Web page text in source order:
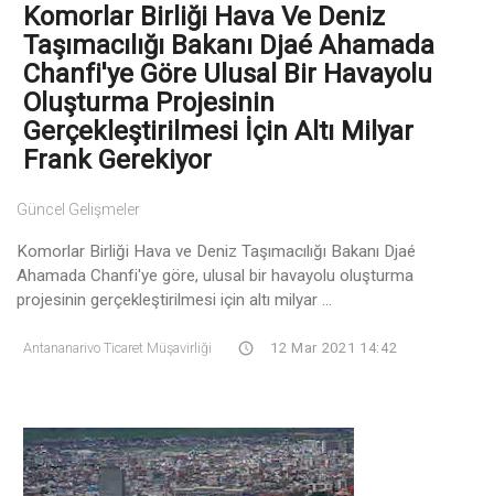
Komorlar Birliği Hava Ve Deniz
Taşımacılığı Bakanı Djaé Ahamada
Chanfi'ye Göre Ulusal Bir Havayolu
Oluşturma Projesinin
Gerçekleştirilmesi İçin Altı Milyar
Frank Gerekiyor
Güncel Gelişmeler
Komorlar Birliği Hava ve Deniz Taşımacılığı Bakanı Djaé
Ahamada Chanfi'ye göre, ulusal bir havayolu oluşturma
projesinin gerçekleştirilmesi için altı milyar ...
Antananarivo Ticaret Müşavirliği 12 Mar 2021 14:42